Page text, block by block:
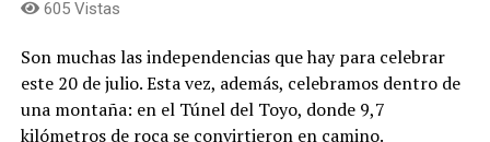
responsabilidad. Cada municipio ha desarrollado una
Guatapé, el corredor patrimonial de Jericó y Jardín, los
charcos del Oriente, la tradición artesanal de Rionegro y
La Ceja, entre otros. Lejos de competir entre sí, esa
605 Vistas
Son muchas las independencias que hay para celebrar
este 20 de julio. Esta vez, además, celebramos dentro de
una montaña: en el Túnel del Toyo, donde 9,7
kilómetros de roca se convirtieron en camino.